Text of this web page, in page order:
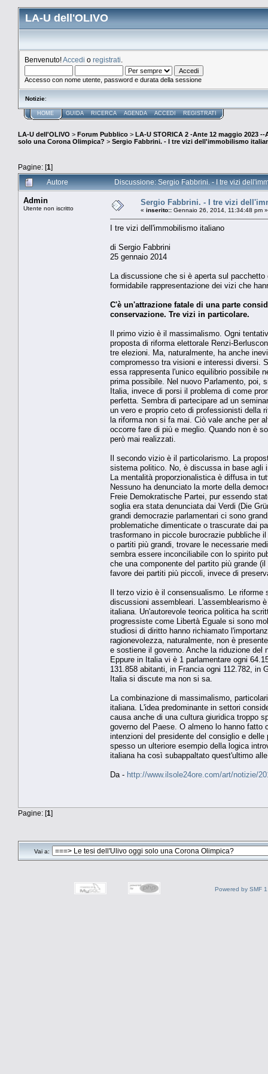
LA-U dell'OLIVO
Benvenuto!Accedi o registrati
Accesso con nome utente, password e durata della sessione
Notizie:
HOME GUIDA RICERCA AGENDA ACCEDI REGISTRATI
LA-U dell'OLIVO > Forum Pubblico > LA-U STORICA 2 -Ante 12 maggio 2023 --
solo una Corona Olimpica? > Sergio Fabbrini. - I tre vizi dell'immobilismo
Pagine: [1]
Autore
Discussione: Sergio Fabbrini. - I tre vizi
Admin
Utente non iscritto
Sergio Fabbrini. - I tre vizi
« inserito:: Gennaio 26, 2014, 11:34:48 pm »
I tre vizi dell'immobilismo italiano
di Sergio Fabbrini
25 gennaio 2014
La discussione che si è aperta sul
formidabile rappresentazione dei vizi che
C'è un'attrazione fatale di una parte
conservazione. Tre vizi in particolare.
Il primo vizio è il massimalismo. Ogni
proposta di riforma elettorale Renzi-
tre elezioni. Ma, naturalmente, ha anche
compromesso tra visioni e interessi diversi.
essa rappresenta l'unico equilibrio possibile
prima possibile. Nel nuovo Parlamento, poi,
Italia, invece di porsi il problema di come
perfetta. Sembra di partecipare ad un
un vero e proprio ceto di professionisti della
la riforma non si fa mai. Ciò vale anche per
occorre fare di più e meglio. Quando non è
però mai realizzati.
Il secondo vizio è il particolarismo. La
sistema politico. No, è discussa in base agli
La mentalità proporzionalistica è diffusa in
Nessuno ha denunciato la morte della
Freie Demokratische Partei, pur essendo
soglia era stata denunciata dai Verdi (Die
grandi democrazie parlamentari ci sono
problematiche dimenticate o trascurate dai
trasformano in piccole burocrazie pubbliche
o partiti più grandi, trovare le necessarie
sembra essere inconciliabile con lo spirito
che una componente del partito più grande
favore dei partiti più piccoli, invece di
Il terzo vizio è il consensualismo. Le
discussioni assembleari. L'assemblearismo
italiana. Un'autorevole teorica politica ha
progressiste come Libertà Eguale si sono
studiosi di diritto hanno richiamato
ragionevolezza, naturalmente, non è
e sostiene il governo. Anche la riduzione del
Eppure in Italia vi è 1 parlamentare ogni
131.858 abitanti, in Francia ogni 112.782, in
Italia si discute ma non si sa.
La combinazione di massimalismo,
italiana. L'idea predominante in settori
causa anche di una cultura giuridica troppo
governo del Paese. O almeno lo hanno fatto
intenzioni del presidente del consiglio e
spesso un ulteriore esempio della logica
italiana ha così subappaltato quest'ultimo
Da - http://www.ilsole24ore.com/art/notizie/
Pagine: [1]
Vai a:
Powered by SMF